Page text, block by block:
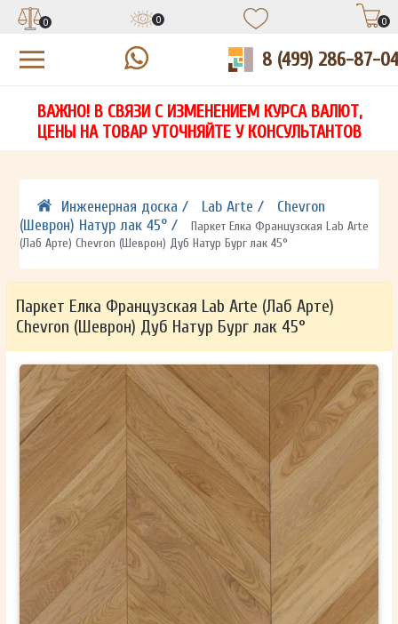
НА
СВЯЖЕТСЯ С ВАМИ В ТЕЧЕНИЕ 15 МИНУТ
ОТПРАВИТЬ
Ваши данные не будут переданы третьим лицам
ЗАПОЛНИТЕ ФОРМУ И НАШ МЕНЕДЖЕР
СВЯЖЕТСЯ С ВАМИ В ТЕЧЕНИЕ 15 МИНУТ
ОТПРАВИТЬ
Ваши данные не будут переданы третьим лицам
ЗАПОЛНИТЕ ФОРМУ И НАШ МЕНЕДЖЕР
СВЯЖЕТСЯ С ВАМИ В ТЕЧЕНИЕ 15 МИНУТ
ОТПРАВИТЬ
Ваши данные не будут переданы третьим лицам
0 0 0
8 (499) 286-87-04
ВАЖНО! В СВЯЗИ С ИЗМЕНЕНИЕМ КУРСА ВАЛЮТ,
ЦЕНЫ НА ТОВАР УТОЧНЯЙТЕ У КОНСУЛЬТАНТОВ
Инженерная доска / Lab Arte /
Chevron
(Шеврон) Натур лак 45° /
Паркет Елка Французская Lab Arte
(Лаб Арте) Chevron (Шеврон) Дуб Натур Бург лак 45°
Паркет Елка Французская Lab Arte (Лаб Арте)
Chevron (Шеврон) Дуб Натур Бург лак 45°